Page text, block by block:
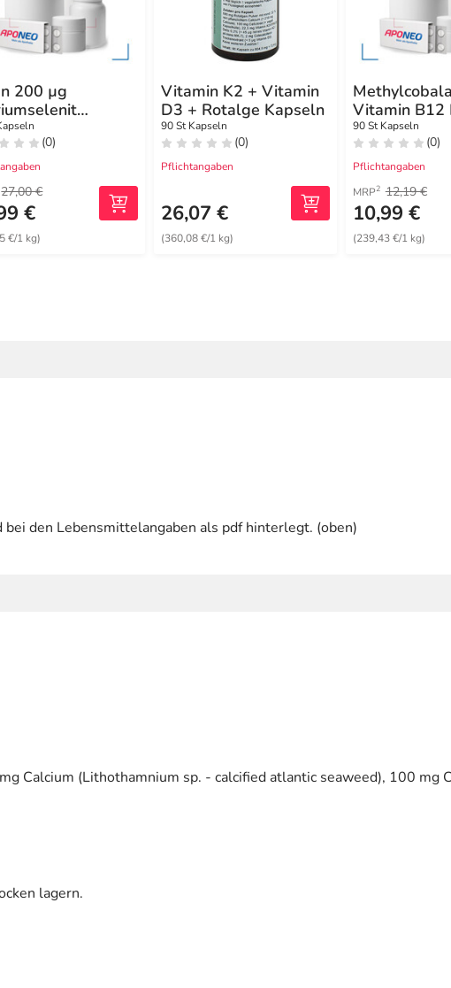
200 µg
(0)
27,00 €
€
€/1 kg)
Vitamin K2 + Vitamin
D3 + Rotalge Kapseln
90 St Kapseln
(0)
Pflichtangaben
26,07 €
(360,08 €/1 kg)
Vitamin B12
90 St Kapseln
(0)
Pflichtangaben
MRP2 12,19 €
10,99 €
(239,43 €/1 kg)
den Lebensmittelangaben als pdf hinterlegt. (oben)
Calcium (Lithothamnium sp. - calcified atlantic seaweed), 100 mg
lagern.